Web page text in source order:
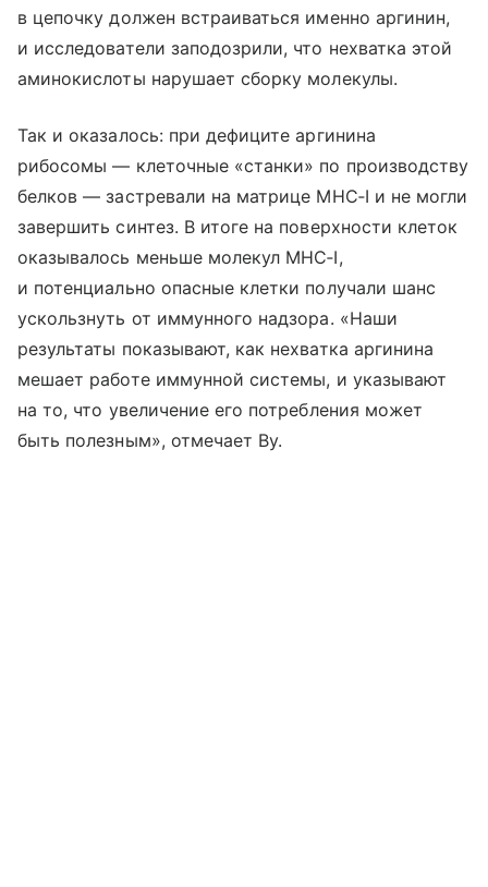
в цепочку должен встраиваться именно аргинин,
и исследователи заподозрили, что нехватка этой
аминокислоты нарушает сборку молекулы.
Так и оказалось: при дефиците аргинина
рибосомы — клеточные «станки» по производству
белков — застревали на матрице MHC‑I и не могли
завершить синтез. В итоге на поверхности клеток
оказывалось меньше молекул MHC‑I,
и потенциально опасные клетки получали шанс
ускользнуть от иммунного надзора. «Наши
результаты показывают, как нехватка аргинина
мешает работе иммунной системы, и указывают
на то, что увеличение его потребления может
быть полезным», отмечает Ву.